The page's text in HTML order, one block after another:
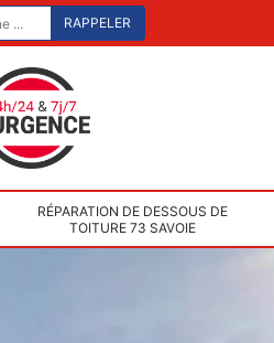
RÉPARATION DE DESSOUS DE
TOITURE 73 SAVOIE